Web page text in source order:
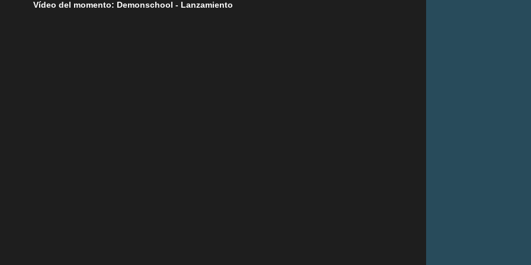
Vídeo del momento: Demonschool - Lanzamiento